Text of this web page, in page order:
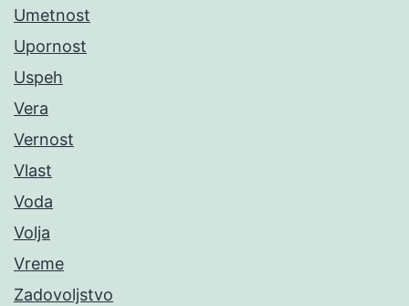
Umetnost
Upornost
Uspeh
Vera
Vernost
Vlast
Voda
Volja
Vreme
Zadovoljstvo